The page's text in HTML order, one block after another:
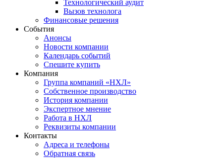
Технологический аудит
Вызов технолога
Финансовые решения
События
Анонсы
Новости компании
Календарь событий
Спешите купить
Компания
Группа компаний «НХЛ»
Собственное производство
История компании
Экспертное мнение
Работа в НХЛ
Реквизиты компании
Контакты
Адреса и телефоны
Обратная связь